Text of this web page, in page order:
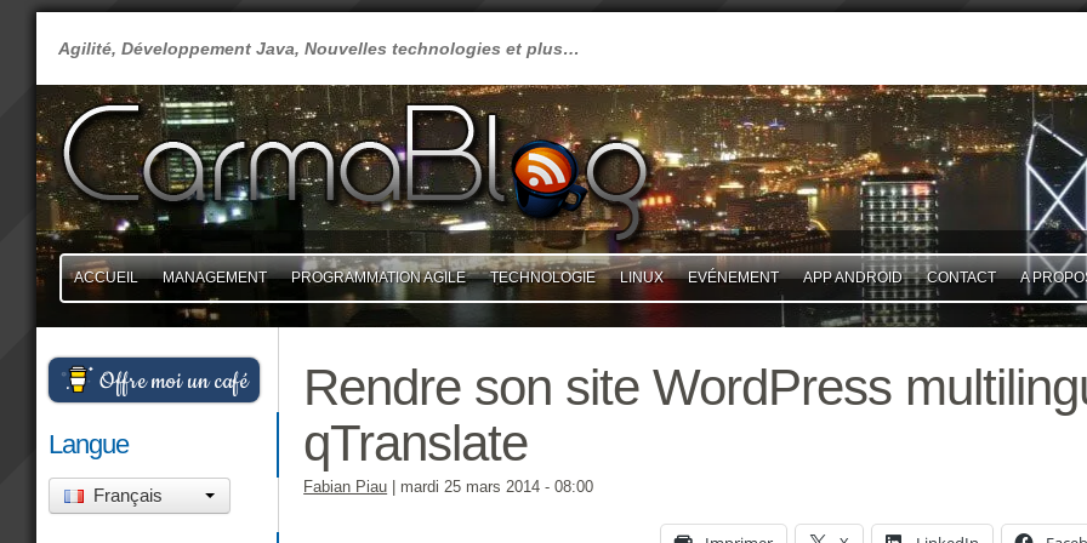
Agilité, Développement Java, Nouvelles technologies et plus…
ACCUEIL MANAGEMENT PROGRAMMATION AGILE TECHNOLOGIE LINUX EVÉNEMENT APP ANDROID CONTACT A
Rendre son site WordPress
qTranslate
Fabian Piau mardi 25 mars 2014 - 08:00
Offre moi un café
Langue
Français